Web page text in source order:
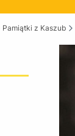
z Kaszub